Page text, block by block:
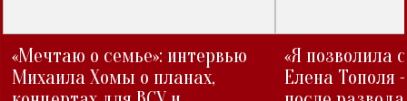
«Мечтаю о семье»: интервью
Михаила Хомы о планах,
«Я позволила
Елена Тополя